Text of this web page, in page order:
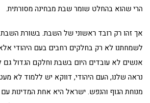
הרי שהוא בהחלט שומר שבת מבחינה מסורתית.
אך זהו רק רובד ראשוני של השבת. בשורת השבת
לשמחתנו לא רק בחלקים רחבים בעם היהודי
אנשים לא עובדים היום בשבת וחלקם הגדול גם
נראה שלנו, העם היהודי, דווקא יש ללמוד לא
מנוחת הגוף והנפש. ישראל היא אחת המדינות